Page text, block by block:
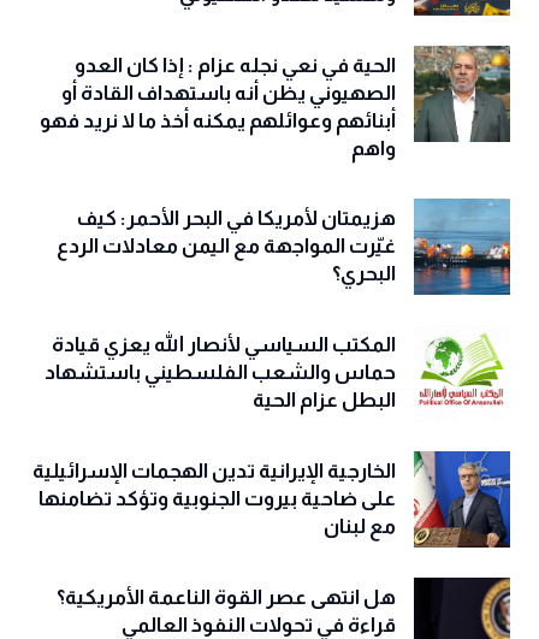
الحية في نعي نجله عزام : إذا كان العدو
الصهيوني يظن أنه باستهداف القادة أو
أبنائهم وعوائلهم يمكنه أخذ ما لا نريد فهو
واهم
هزيمتان لأمريكا في البحر الأحمر: كيف
غيّرت المواجهة مع اليمن معادلات الردع
البحري؟
المكتب السياسي لأنصار الله يعزي قيادة
حماس والشعب الفلسطيني باستشهاد
البطل عزام الحية
الخارجية الإيرانية تدين الهجمات الإسرائيلية
على ضاحية بيروت الجنوبية وتؤكد تضامنها
مع لبنان
هل انتهى عصر القوة الناعمة الأمريكية؟
قراءة في تحولات النفوذ العالمي